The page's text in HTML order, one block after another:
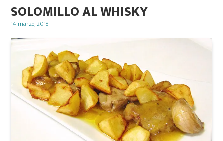
SOLOMILLO AL WHISKY
Posted
14 marzo, 2018